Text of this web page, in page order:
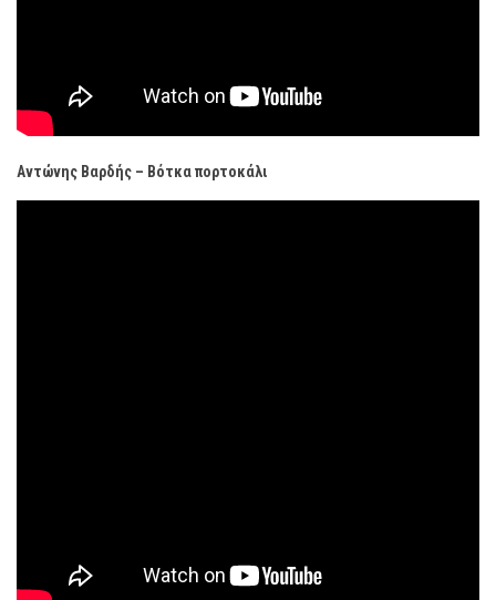
Αντώνης Βαρδής – Βότκα πορτοκάλι